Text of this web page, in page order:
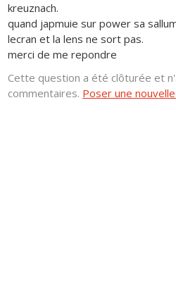
kreuznach.
quand japmuie sur power sa
lecran et la lens ne sort pas.
merci de me repondre
Cette question a été clôturée et
commentaires. Poser une